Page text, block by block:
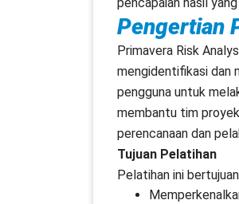
Pengertian
Primavera Risk
mengidentifikasi dan
pengguna untuk
membantu tim
perencanaan dan
Tujuan Pelatihan
Pelatihan ini